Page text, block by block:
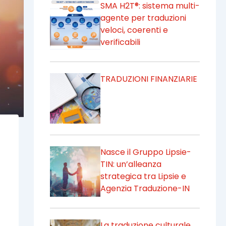
SMA H2T®: sistema multi-
agente per traduzioni
veloci, coerenti e
verificabili
TRADUZIONI FINANZIARIE
Nasce il Gruppo Lipsie-
TIN: un’alleanza
strategica tra Lipsie e
Agenzia Traduzione-IN